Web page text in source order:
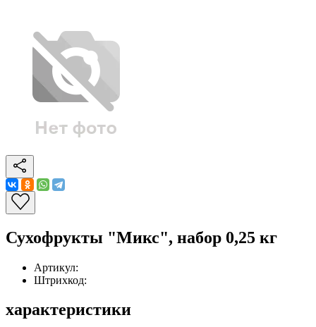
Сухофрукты "Микс", набор 0,25 кг
Артикул:
Штрихкод:
характеристики